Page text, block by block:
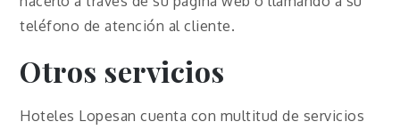
teléfono de atención al cliente.
Otros servicios
Hoteles Lopesan cuenta con multitud de servicios